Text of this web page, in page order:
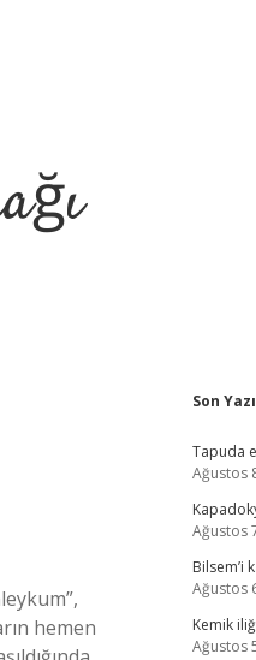
hemen
Son
Tapuda
Ağustos
Ağustos
Bilsem’i
Ağustos
Kemik
Ağustos